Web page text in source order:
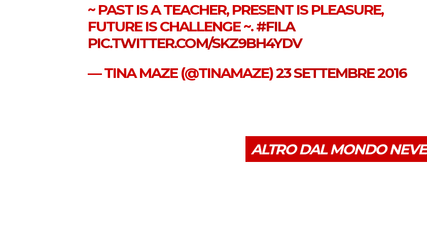
~ PAST IS A TEACHER, PRESENT IS PLEASURE,
FUTURE IS CHALLENGE ~.#FILA
PIC.TWITTER.COM/SKZ9BH4YDV
— TINA MAZE (@TINAMAZE)23 SETTEMBRE 2016
ALTRO DAL MONDO NEVE